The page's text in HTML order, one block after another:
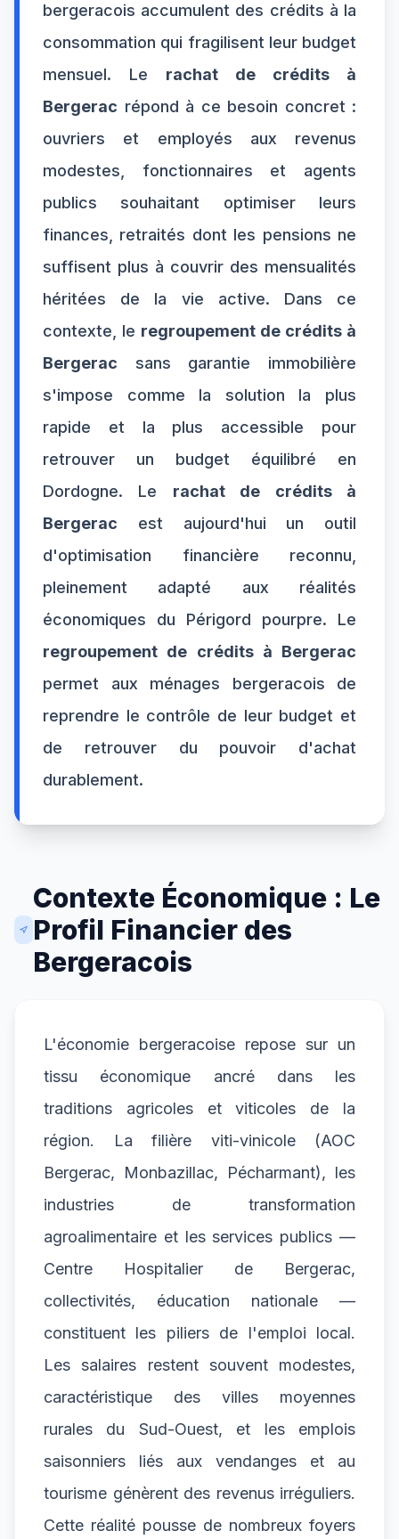
bergeracois accumulent des crédits à la
consommation qui fragilisent leur budget
mensuel. Le rachat de crédits à
Bergerac répond à ce besoin concret :
ouvriers et employés aux revenus
modestes, fonctionnaires et agents
publics souhaitant optimiser leurs
finances, retraités dont les pensions ne
suffisent plus à couvrir des mensualités
héritées de la vie active. Dans ce
contexte, le regroupement de crédits à
Bergerac sans garantie immobilière
s'impose comme la solution la plus
rapide et la plus accessible pour
retrouver un budget équilibré en
Dordogne. Le rachat de crédits à
Bergerac est aujourd'hui un outil
d'optimisation financière reconnu,
pleinement adapté aux réalités
économiques du Périgord pourpre. Le
regroupement de crédits à Bergerac
permet aux ménages bergeracois de
reprendre le contrôle de leur budget et
de retrouver du pouvoir d'achat
durablement.
Contexte Économique : Le
Profil Financier des
Bergeracois
L'économie bergeracoise repose sur un
tissu économique ancré dans les
traditions agricoles et viticoles de la
région. La filière viti-vinicole (AOC
Bergerac, Monbazillac, Pécharmant), les
industries de transformation
agroalimentaire et les services publics —
Centre Hospitalier de Bergerac,
collectivités, éducation nationale —
constituent les piliers de l'emploi local.
Les salaires restent souvent modestes,
caractéristique des villes moyennes
rurales du Sud-Ouest, et les emplois
saisonniers liés aux vendanges et au
tourisme génèrent des revenus irréguliers.
Cette réalité pousse de nombreux foyers